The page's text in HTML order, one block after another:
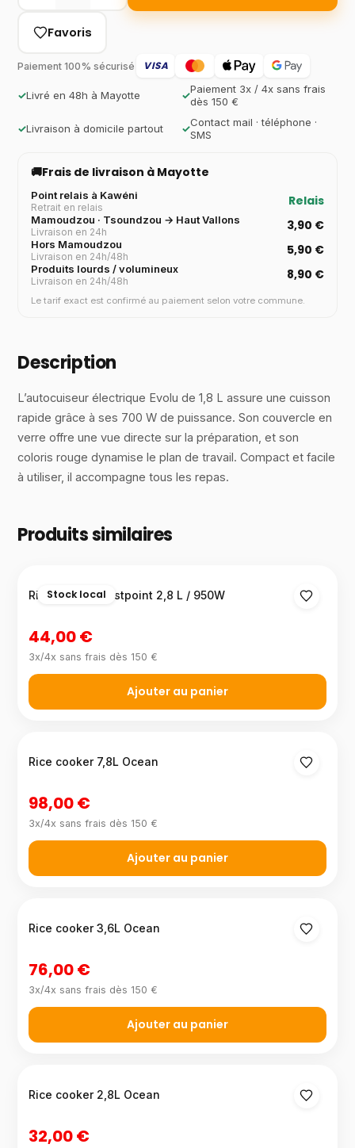
Favoris
Paiement 100% sécurisé VISA
✓Livré en 48h à Mayotte ✓Paiement 3x / 4x sans frais
dès 150 €
✓Livraison à domicile partout ✓Contact mail · téléphone ·
SMS
🚚Frais de livraison à Mayotte
Point relais à Kawéni
Retrait en relais Relais
Mamoudzou · Tsoundzou → Haut Vallons
Livraison en 24h 3,90 €
Hors Mamoudzou
Livraison en 24h/48h 5,90 €
Produits lourds / volumineux
Livraison en 24h/48h 8,90 €
Le tarif exact est confirmé au paiement selon votre commune.
Description
L’autocuiseur électrique Evolu de 1,8 L assure une cuisson
rapide grâce à ses 700 W de puissance. Son couvercle en
verre offre une vue directe sur la préparation, et son
coloris rouge dynamise le plan de travail. Compact et facile
à utiliser, il accompagne tous les repas.
Produits similaires
Stock local
Rice cooker Westpoint 2,8 L / 950W
44,00 €
3x/4x sans frais dès 150 €
Ajouter au panier
Rice cooker 7,8L Ocean
98,00 €
3x/4x sans frais dès 150 €
Ajouter au panier
Rice cooker 3,6L Ocean
76,00 €
3x/4x sans frais dès 150 €
Ajouter au panier
Rice cooker 2,8L Ocean
32,00 €